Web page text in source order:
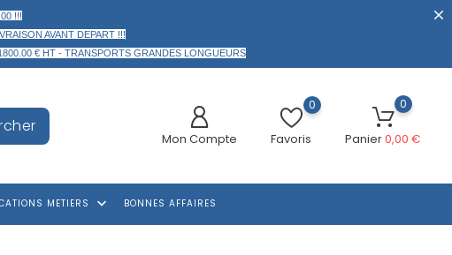
!!!
AVANT DEPART !!!
€ HT - TRANSPORTS GRANDES LONGUEURS
Mon Compte
0
Favoris
0
Panier0,00 €
METIERS keyboard_arrow_down BONNES AFFAIRES